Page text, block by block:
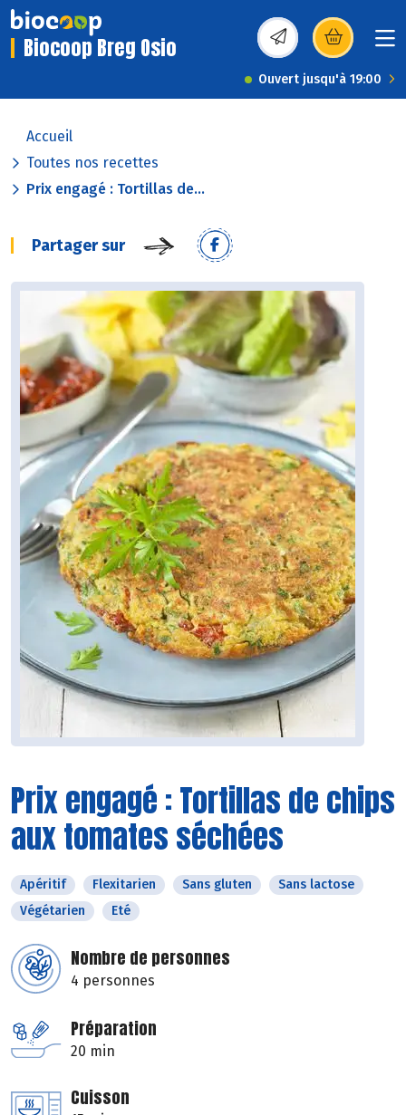
Biocoop Breg Osio (s’ouvre dans une
Ouvert jusqu'à 19:00
Accueil
Toutes nos recettes
Prix engagé : Tortillas de...
Partager sur
Prix engagé : Tortillas de chips
aux tomates séchées
Apéritif Flexitarien Sans gluten
Sans lactose
Végétarien
Eté
Nombre de personnes
4 personnes
Préparation
20 min
Cuisson